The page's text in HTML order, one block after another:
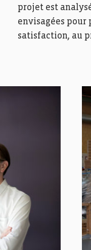
projet est
envisagées
satisfaction, au